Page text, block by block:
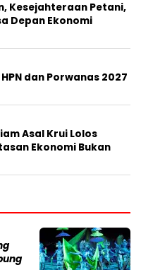
Kesejahteraan Petani,
Depan Ekonomi
dan Porwanas 2027
Asal Krui Lolos
Ekonomi Bukan